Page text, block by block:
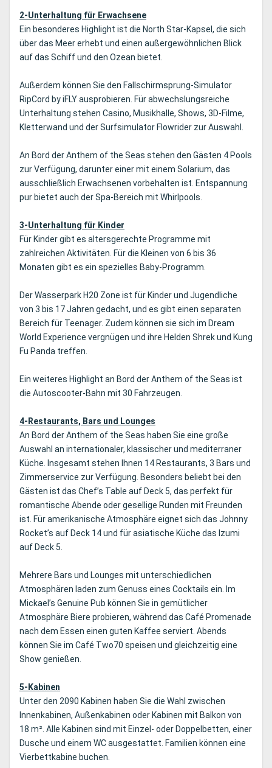
2-Unterhaltung für Erwachsene
Ein besonderes Highlight ist die North Star-Kapsel, die sich
über das Meer erhebt und einen außergewöhnlichen Blick
auf das Schiff und den Ozean bietet.
Außerdem können Sie den Fallschirmsprung-Simulator
RipCord by iFLY ausprobieren. Für abwechslungsreiche
Unterhaltung stehen Casino, Musikhalle, Shows, 3D-Filme,
Kletterwand und der Surfsimulator Flowrider zur Auswahl.
An Bord der Anthem of the Seas stehen den Gästen 4 Pools
zur Verfügung, darunter einer mit einem Solarium, das
ausschließlich Erwachsenen vorbehalten ist. Entspannung
pur bietet auch der Spa-Bereich mit Whirlpools.
3-Unterhaltung für Kinder
Für Kinder gibt es altersgerechte Programme mit
zahlreichen Aktivitäten. Für die Kleinen von 6 bis 36
Monaten gibt es ein spezielles Baby-Programm.
Der Wasserpark H20 Zone ist für Kinder und Jugendliche
von 3 bis 17 Jahren gedacht, und es gibt einen separaten
Bereich für Teenager. Zudem können sie sich im Dream
World Experience vergnügen und ihre Helden Shrek und Kung
Fu Panda treffen.
Ein weiteres Highlight an Bord der Anthem of the Seas ist
die Autoscooter-Bahn mit 30 Fahrzeugen.
4-Restaurants, Bars und Lounges
An Bord der Anthem of the Seas haben Sie eine große
Auswahl an internationaler, klassischer und mediterraner
Küche. Insgesamt stehen Ihnen 14 Restaurants, 3 Bars und
Zimmerservice zur Verfügung. Besonders beliebt bei den
Gästen ist das Chef’s Table auf Deck 5, das perfekt für
romantische Abende oder gesellige Runden mit Freunden
ist. Für amerikanische Atmosphäre eignet sich das Johnny
Rocket’s auf Deck 14 und für asiatische Küche das Izumi
auf Deck 5.
Mehrere Bars und Lounges mit unterschiedlichen
Atmosphären laden zum Genuss eines Cocktails ein. Im
Mickael’s Genuine Pub können Sie in gemütlicher
Atmosphäre Biere probieren, während das Café Promenade
nach dem Essen einen guten Kaffee serviert. Abends
können Sie im Café Two70 speisen und gleichzeitig eine
Show genießen.
5-Kabinen
Unter den 2090 Kabinen haben Sie die Wahl zwischen
Innenkabinen, Außenkabinen oder Kabinen mit Balkon von
18 m². Alle Kabinen sind mit Einzel- oder Doppelbetten, einer
Dusche und einem WC ausgestattet. Familien können eine
Vierbettkabine buchen.